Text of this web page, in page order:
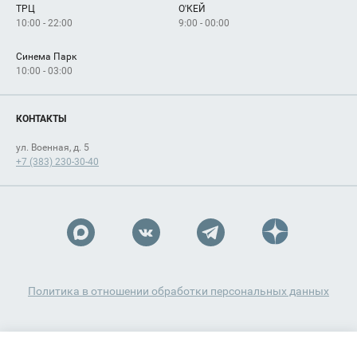
Как добраться
ТРЦ
10:00 - 22:00
О'КЕЙ
9:00 - 00:00
Синема Парк
10:00 - 03:00
КОНТАКТЫ
ул. Военная, д. 5
+7 (383) 230-30-40
Политика в отношении обработки персональных данных